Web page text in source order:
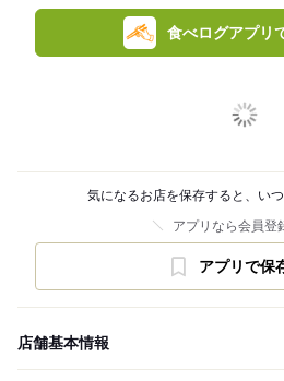
食べログアプリ
気になるお店を保存すると、い
アプリなら会員登
アプリで保
店舗基本情報